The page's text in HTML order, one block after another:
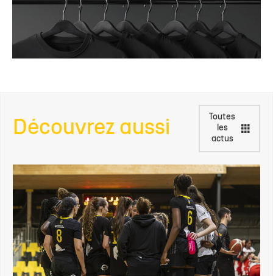
Découvrez aussi
Toutes
les
actus